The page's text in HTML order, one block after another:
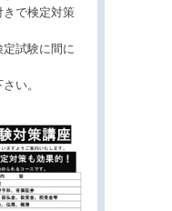
で検定対策
試験に間に
い。